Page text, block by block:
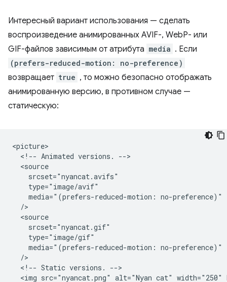
Интересный вариант использования — сделать
воспроизведение анимированных AVIF-, WebP- или
GIF-файлов зависимым от атрибута media . Если
(prefers-reduced-motion: no-preference)
возвращает true , то можно безопасно отображать
анимированную версию, в противном случае —
статическую:
<picture>
  <!-- Animated versions. -->
  <source
    srcset="nyancat.avifs"
    type="image/avif"
    media="(prefers-reduced-motion: no-preference)"
  />
  <source
    srcset="nyancat.gif"
    type="image/gif"
    media="(prefers-reduced-motion: no-preference)"
  />
  <!-- Static versions. -->
<img src="nyancat.png" alt="Nyan cat" width="250"